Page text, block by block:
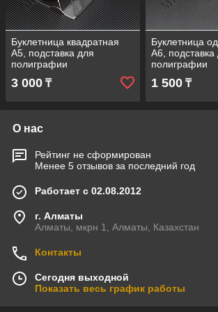
Буклетница квадратная
А5, подставка для
полиграфии
3 000 ₸
Буклетница
А6, подставка
полиграфии
1 500₸
О нас
Рейтинг не сформирован
Менее 5 отзывов за последний год
Работает с 02.08.2012
г. Алматы
Алматы, мкрн 1, Алматы, Казахстан
Контакты
Сегодня выходной
Показать весь график работы